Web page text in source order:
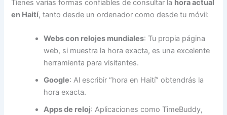
Tienes varias formas confiables de consultar la hora actual
en Haití, tanto desde un ordenador como desde tu móvil:
Webs con relojes mundiales: Tu propia página
web, si muestra la hora exacta, es una excelente
herramienta para visitantes.
Google: Al escribir “hora en Haití” obtendrás la
hora exacta.
Apps de reloj: Aplicaciones como TimeBuddy,